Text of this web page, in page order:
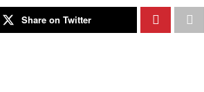
Share on Twitter